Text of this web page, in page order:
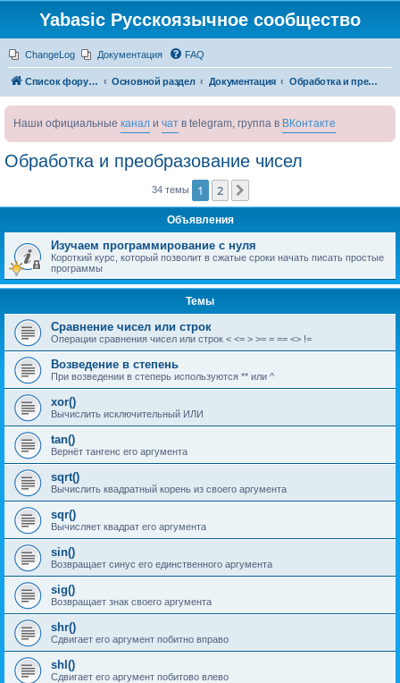
Yabasic Русскоязычное сообщество
ChangeLog Документация FAQ
Список форумов Основной раздел Документация Обработка и преобразование чисел
Наши официальные канал и чат в telegram, группа в ВКонтакте
Обработка и преобразование чисел
34 темы 1 2
Объявления
Изучаем программирование с нуля
Короткий курс, который позволит в сжатые сроки начать писать простые
программы
Темы
Сравнение чисел или строк
Операции сравнения чисел или строк < <= > >= = == <> !=
Возведение в степень
При возведении в степерь используются ** или ^
xor()
Вычислить исключительный ИЛИ
tan()
Вернёт тангенс его аргумента
sqrt()
Вычислить квадратный корень из своего аргумента
sqr()
Вычисляет квадрат его аргумента
sin()
Возвращает синус его единственного аргумента
sig()
Возвращает знак своего аргумента
shr()
Сдвигает его аргумент побитно вправо
shl()
Сдвигает его аргумент побитово влево